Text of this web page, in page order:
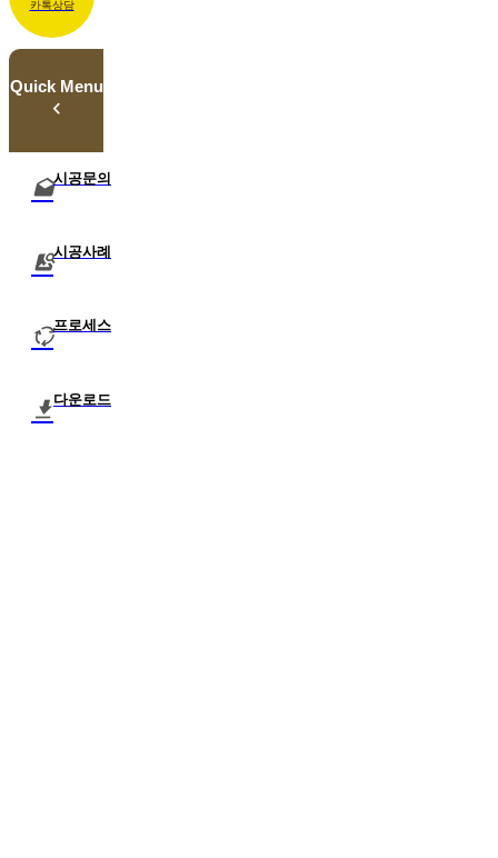
카톡상담
Quick Menu
시공문의
시공사례
프로세스
다운로드